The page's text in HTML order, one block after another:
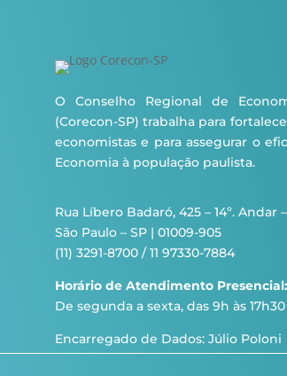
O Conselho Regional de
(Corecon-SP) trabalha para
economistas e para assegurar o
Economia à população paulista.
Rua Líbero Badaró, 425 – 14º. Andar
São Paulo – SP | 01009-905
(11) 3291-8700 / 11 97330-7884
Horário de Atendimento Presencial:
De segunda a sexta, das 9h às 17h30
Encarregado de Dados: Júlio Poloni